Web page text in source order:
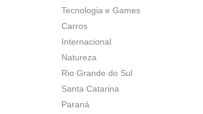
Tecnologia e Games
Carros
Internacional
Natureza
Rio Grande do Sul
Santa Catarina
Paraná